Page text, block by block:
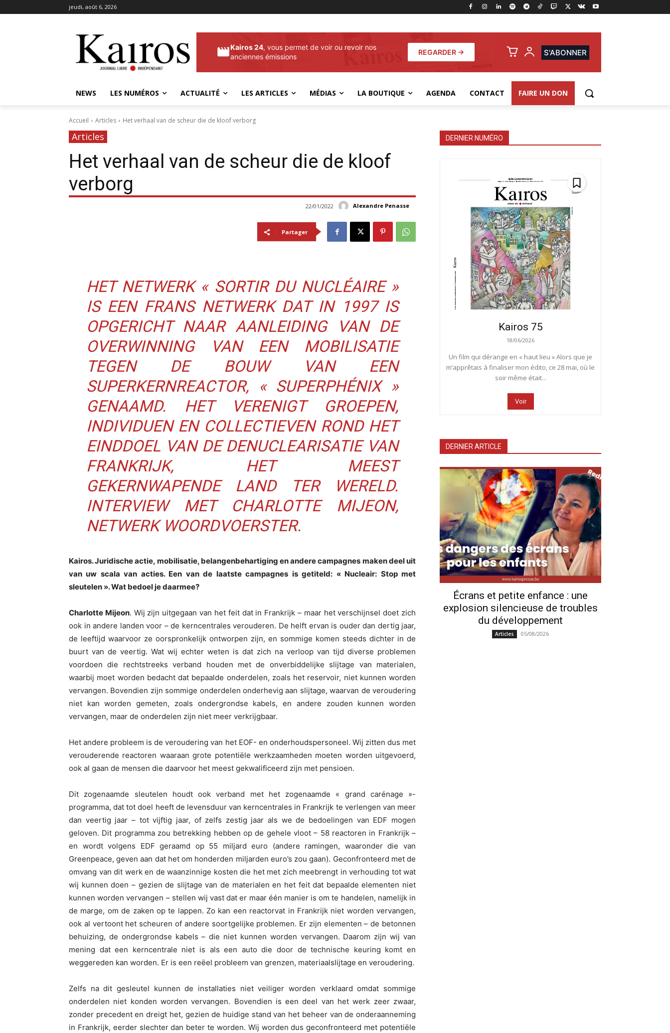
jeudi, août 6, 2026
Kairos 24, vous permet de voir ou revoir nos
anciennes émissions
REGARDER → S'ABONNER
NEWS LES NUMÉROS ACTUALITÉ LES ARTICLES MÉDIAS LA BOUTIQUE AGENDA CONTACT FAIRE UN DON
Accueil Articles Het verhaal van de scheur die de kloof verborg
Articles
Het verhaal van de scheur die de kloof
verborg
Alexandre Penasse
22/01/2022
Partager
HET NETWERK « SORTIR DU NUCLÉAIRE »
IS EEN FRANS NETWERK DAT IN 1997 IS
OPGERICHT NAAR AANLEIDING VAN DE
OVERWINNING VAN EEN MOBILISATIE
TEGEN DE BOUW VAN EEN
SUPERKERNREACTOR, « SUPERPHÉNIX »
GENAAMD. HET VERENIGT GROEPEN,
INDIVIDUEN EN COLLECTIEVEN ROND HET
EINDDOEL VAN DE DENUCLEARISATIE VAN
FRANKRIJK, HET MEEST
GEKERNWAPENDE LAND TER WERELD.
INTERVIEW MET CHARLOTTE MIJEON,
NETWERK WOORDVOERSTER.
Kairos. Juridische actie, mobilisatie, belangenbehartiging en andere campagnes maken deel uit
van uw scala van acties. Een van de laatste campagnes is getiteld: « Nucleair: Stop met
sleutelen ». Wat bedoel je daarmee?
Charlotte Mijeon. Wij zijn uitgegaan van het feit dat in Frankrijk – maar het verschijnsel doet zich
ook in andere landen voor – de kerncentrales verouderen. De helft ervan is ouder dan dertig jaar,
de leeftijd waarvoor ze oorspronkelijk ontworpen zijn, en sommige komen steeds dichter in de
buurt van de veertig. Wat wij echter weten is dat zich na verloop van tijd diverse problemen
voordoen die rechtstreeks verband houden met de onverbiddelijke slijtage van materialen,
waarbij moet worden bedacht dat bepaalde onderdelen, zoals het reservoir, niet kunnen worden
vervangen. Bovendien zijn sommige onderdelen onderhevig aan slijtage, waarvan de veroudering
niet kan worden gemeten, zoals ondergrondse kabels, en andere zouden kunnen worden
vervangen, maar de onderdelen zijn niet meer verkrijgbaar.
Het andere probleem is de veroudering van het EOF- en onderhoudspersoneel. Wij zitten dus met
verouderende reactoren waaraan grote potentiële werkzaamheden moeten worden uitgevoerd,
ook al gaan de mensen die daarvoor het meest gekwalificeerd zijn met pensioen.
Dit zogenaamde sleutelen houdt ook verband met het zogenaamde « grand carénage »-
programma, dat tot doel heeft de levensduur van kerncentrales in Frankrijk te verlengen van meer
dan veertig jaar – tot vijftig jaar, of zelfs zestig jaar als we de bedoelingen van EDF mogen
geloven. Dit programma zou betrekking hebben op de gehele vloot – 58 reactoren in Frankrijk –
en wordt volgens EDF geraamd op 55 miljard euro (andere ramingen, waaronder die van
Greenpeace, geven aan dat het om honderden miljarden euro’s zou gaan). Geconfronteerd met de
omvang van dit werk en de waanzinnige kosten die het met zich meebrengt in verhouding tot wat
wij kunnen doen – gezien de slijtage van de materialen en het feit dat bepaalde elementen niet
kunnen worden vervangen – stellen wij vast dat er maar één manier is om te handelen, namelijk in
de marge, om de zaken op te lappen. Zo kan een reactorvat in Frankrijk niet worden vervangen,
ook al vertoont het scheuren of andere soortgelijke problemen. Er zijn elementen – de betonnen
behuizing, de ondergrondse kabels – die niet kunnen worden vervangen. Daarom zijn wij van
mening dat een kerncentrale niet is als een auto die door de technische keuring komt en
weggereden kan worden. Er is een reëel probleem van grenzen, materiaalslijtage en veroudering.
Zelfs na dit gesleutel kunnen de installaties niet veiliger worden verklaard omdat sommige
onderdelen niet konden worden vervangen. Bovendien is een deel van het werk zeer zwaar,
zonder precedent en dreigt het, gezien de huidige stand van het beheer van de onderaanneming
in Frankrijk, eerder slechter dan beter te worden. Wij worden dus geconfronteerd met potentiële
DERNIER NUMÉRO
Kairos 75
18/06/2026
Un film qui dérange en « haut lieu » Alors que je
m’apprêtais à finaliser mon édito, ce 28 mai, où le
soir même était...
Voir
DERNIER ARTICLE
Écrans et petite enfance : une
explosion silencieuse de troubles
du développement
Articles 05/08/2026